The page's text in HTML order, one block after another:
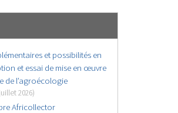
et possibilités en
et essai de mise en œuvre
de l’agroécologie
2026)
Africollector